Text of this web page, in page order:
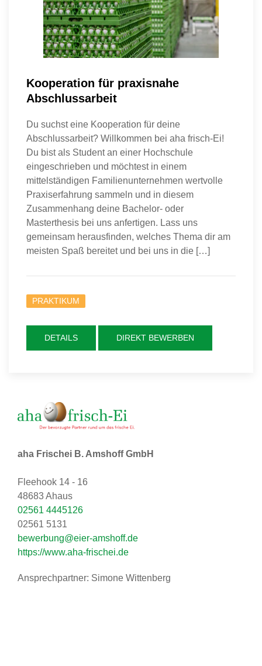
Kooperation für praxisnahe
Abschlussarbeit
Du suchst eine Kooperation für deine
Abschlussarbeit? Willkommen bei aha frisch-Ei!
Du bist als Student an einer Hochschule
eingeschrieben und möchtest in einem
mittelständigen Familienunternehmen wertvolle
Praxiserfahrung sammeln und in diesem
Zusammenhang deine Bachelor- oder
Masterthesis bei uns anfertigen. Lass uns
gemeinsam herausfinden, welches Thema dir am
meisten Spaß bereitet und bei uns in die […]
PRAKTIKUM
DETAILS DIREKT BEWERBEN
aha Frischei B. Amshoff GmbH
Fleehook 14 - 16
48683 Ahaus
02561 4445126
02561 5131
bewerbung@eier-amshoff.de
https://www.aha-frischei.de
Ansprechpartner: Simone Wittenberg